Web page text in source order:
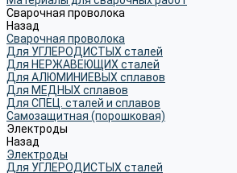
Сварочная проволока
Назад
Сварочная проволока
Для УГЛЕРОДИСТЫХ сталей
Для НЕРЖАВЕЮЩИХ сталей
Для АЛЮМИНИЕВЫХ сплавов
Для МЕДНЫХ сплавов
Для СПЕЦ. сталей и сплавов
Самозащитная (порошковая)
Электроды
Назад
Электроды
Для УГЛЕРОДИСТЫХ сталей